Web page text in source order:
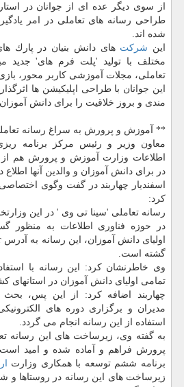
از سوی دیگر عده ای از جوانان در
طراحی رسانه های تعاملی در امر
شده اند.
این شركت های دانش بنیان در پارك
مختلف با تولید 'پلت فرم های' جدید
تعاملی، مجلات آموزشی كاربر محور،
این جوانان با طراحی اپلیكیشن ها اثرگذار
مندی و بروز خلاقیت را برای دانش آموزان
** آموزش و پرورش به سراغ رسانه
معاون وزیر و رئیس مركز برنامه
اطلاعات وزارت آموزش و پرورش هم
در برای دانش آموزان و والدین آنها اطلاع
اسفندیار چهاربند در گفت وگوی اختصاصی
كرد:
رسانه تعاملی 'سینا تی وی ' در این
در حوزه فناوری اطلاعات به منظور
گشته است.
وی خاطرنشان كرد: این رسانه با
تمامی اولیای دانش آموزان در استانهای
چهاربند اضافه كرد: از این پس،
مدیران و برگزاری دوره های
استفاده از این رسانه انجام می گردد.
به گفته وی، زیرساخت های این رسانه
برنامه ششم توسعه با همكاری وزارت